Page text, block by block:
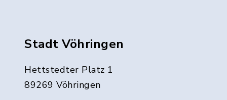
Stadt Vöhringen
Hettstedter Platz 1
89269 Vöhringen